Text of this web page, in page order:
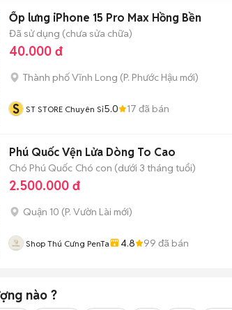
Ốp lưng iPhone 15 Pro Max Hồng Bền
Đã sử dụng (chưa sửa chữa)
40.000 đ
Thành phố Vĩnh Long (P. Phước Hậu mới)
S ST STORE Chuyên Sỉ5.0 17 đã bán
Phú Quốc Vện Lửa Dòng To Cao
Chó Phú Quốc Chó con (dưới 3 tháng tuổi)
2.500.000 đ
Quận 10 (P. Vườn Lài mới)
Shop Thú Cưng PenTa 4.8 99 đã bán
nào ?